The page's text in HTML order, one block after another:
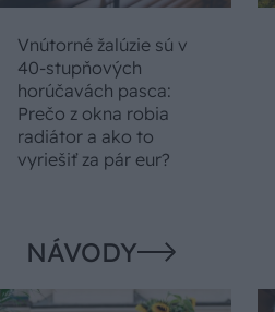
Vnútorné žalúzie sú v
40-stupňových
horúčavách pasca:
Prečo z okna robia
radiátor a ako to
vyriešiť za pár eur?
NÁVODY